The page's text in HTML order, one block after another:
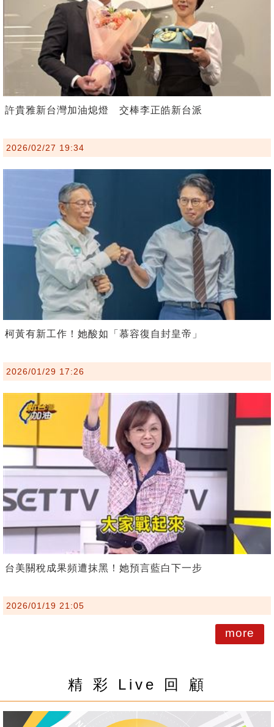
許貴雅新台灣加油熄燈 交棒李正皓新台派
2026/02/27 19:34
柯黃有新工作！她酸如「慕容復自封皇帝」
2026/01/29 17:26
台美關稅成果頻遭抹黑！她預言藍白下一步
2026/01/19 21:05
more
精 彩 Live 回 顧